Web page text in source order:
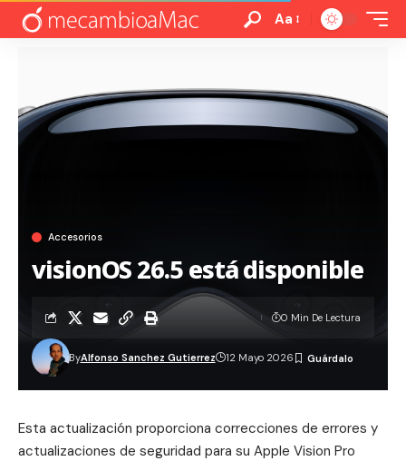
Aa
Accesorios
visionOS 26.5 está disponible
ByAlfonso Sanchez Gutierrez 12 Mayo 2026
0 Min De Lectura
Esta actualización proporciona correcciones de errores y
actualizaciones de seguridad para su Apple Vision Pro